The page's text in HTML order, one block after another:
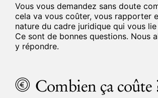
Vous vous demandez sans doute
cela va vous coûter, vous rapporter
nature du cadre juridique qui vous lie
Ce sont de bonnes questions. Nous
y répondre.
Combien ça coûte